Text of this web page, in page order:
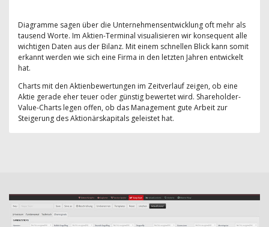
Diagramme sagen über die Unternehmensentwicklung oft mehr als
tausend Worte. Im Aktien-Terminal visualisieren wir konsequent alle
wichtigen Daten aus der Bilanz. Mit einem schnellen Blick kann somit
erkannt werden wie sich eine Firma in den letzten Jahren entwickelt
hat.
Charts mit den Aktienbewertungen im Zeitverlauf zeigen, ob eine
Aktie gerade eher teuer oder günstig bewertet wird. Shareholder-
Value-Charts legen offen, ob das Management gute Arbeit zur
Steigerung des Aktionärskapitals geleistet hat.